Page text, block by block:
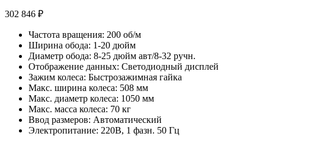
302 846 ₽
Частота вращения: 200 об/м
Ширина обода: 1-20 дюйм
Диаметр обода: 8-25 дюйм авт/8-32 ручн.
Отображение данных: Светодиодный дисплей
Зажим колеса: Быстрозажимная гайка
Макс. ширина колеса: 508 мм
Макс. диаметр колеса: 1050 мм
Макс. масса колеса: 70 кг
Ввод размеров: Автоматический
Электропитание: 220В, 1 фазн. 50 Гц